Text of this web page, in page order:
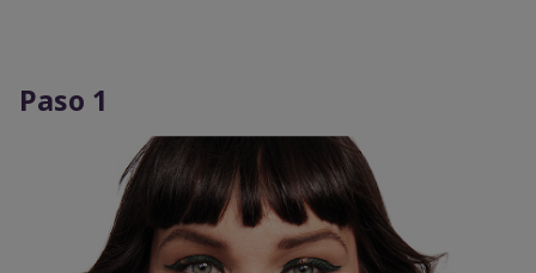
Paso 1